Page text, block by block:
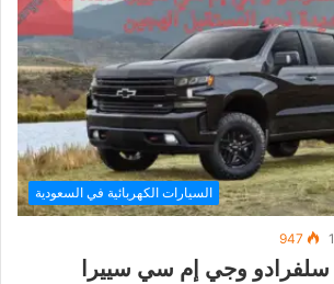
السيارات الكهربائية في السعودية
947
سلفرادو وجي إم سي سييرا